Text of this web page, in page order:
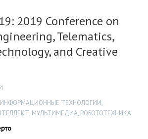
2019 Conference on
Telematics,
and Creative
ТЕХНОЛОГИИ,
МУЛЬТИМЕДИА, РОБОТОТЕХНИКА